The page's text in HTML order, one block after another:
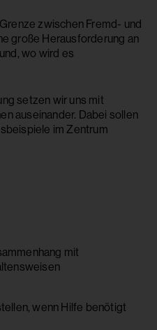
zwischen Fremd- und
große Herausforderung an
wo wird es
setzen wir uns mit
auseinander. Dabei sollen
im Zentrum
mit
wenn Hilfe benötigt